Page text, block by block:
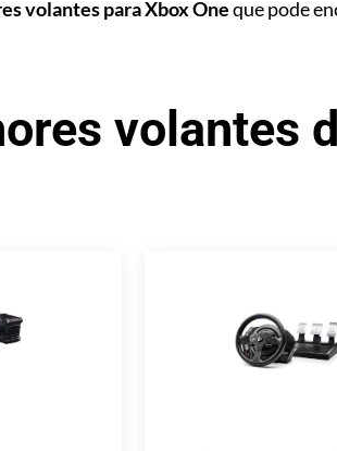
volantes para Xbox Oneque pode
volantes